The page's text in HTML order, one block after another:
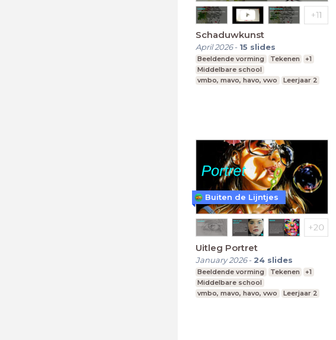
Schaduwkunst
April 2026- 15 slides
Beeldende vorming Tekenen
+1
Middelbare school
vmbo, mavo, havo, vwo
Leerjaar 2
Uitleg Portret
January 2026- 24 slides
Beeldende vorming Tekenen
+1
Middelbare school
vmbo, mavo, havo, vwo
Leerjaar 2
Buiten de Lijntjes